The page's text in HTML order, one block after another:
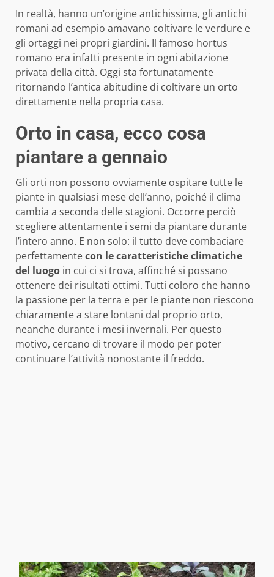
In realtà, hanno un’origine antichissima, gli antichi
romani ad esempio amavano coltivare le verdure e
gli ortaggi nei propri giardini. Il famoso hortus
romano era infatti presente in ogni abitazione
privata della città. Oggi sta fortunatamente
ritornando l’antica abitudine di coltivare un orto
direttamente nella propria casa.
Orto in casa, ecco cosa
piantare a gennaio
Gli orti non possono ovviamente ospitare tutte le
piante in qualsiasi mese dell’anno, poiché il clima
cambia a seconda delle stagioni. Occorre perciò
scegliere attentamente i semi da piantare durante
l’intero anno. E non solo: il tutto deve combaciare
perfettamentecon le caratteristiche climatiche
del luogo in cui ci si trova, affinché si possano
ottenere dei risultati ottimi. Tutti coloro che hanno
la passione per la terra e per le piante non riescono
chiaramente a stare lontani dal proprio orto,
neanche durante i mesi invernali. Per questo
motivo, cercano di trovare il modo per poter
continuare l’attività nonostante il freddo.